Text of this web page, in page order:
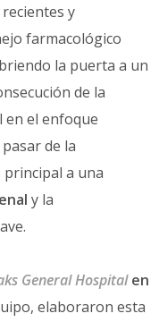
y
farmacológico
la puerta a un
de la
en el enfoque
de la
a una
y la
General Hospitalen
elaboraron esta